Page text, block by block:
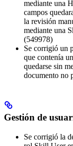
mediante una
campos
la revisión
mediante una
(549978)
Se corrigió un
que contenía
quedarse sin
documento no
Gestión de
Se corrigió la